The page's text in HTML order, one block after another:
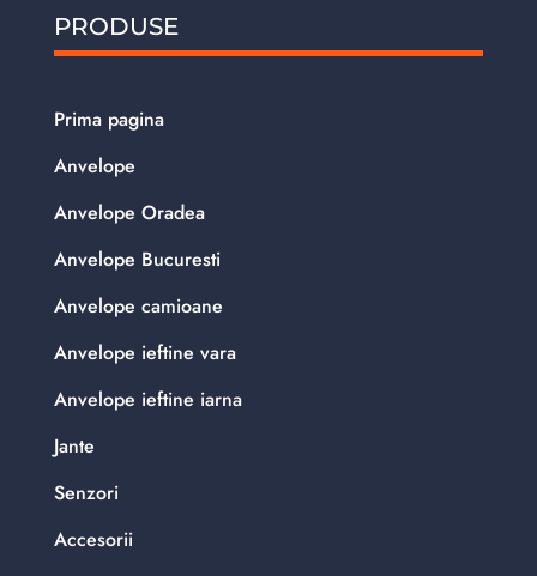
PRODUSE
Prima pagina
Anvelope
Anvelope Oradea
Anvelope Bucuresti
Anvelope camioane
Anvelope ieftine vara
Anvelope ieftine iarna
Jante
Senzori
Accesorii